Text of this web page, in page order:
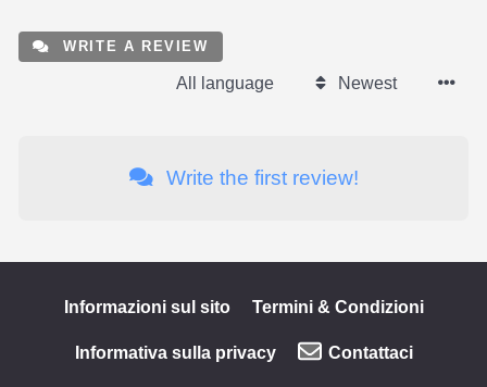
WRITE A REVIEW
All language Newest
Write the first review!
Informazioni sul sito Termini & Condizioni
Informativa sulla privacy Contattaci